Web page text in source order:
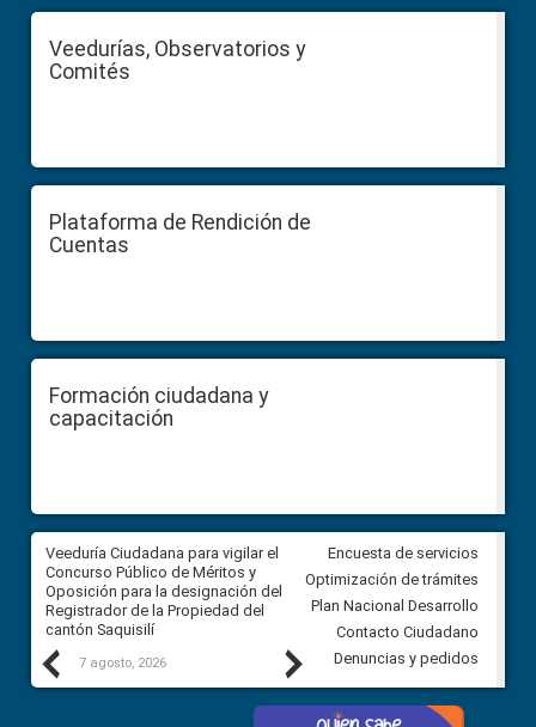
Veedurías, Observatorios y
Comités
Plataforma de Rendición de
Cuentas
Formación ciudadana y
capacitación
Previous
Veeduría Ciudadana para vigilar el
Concurso Público de Méritos y
Oposición para la designación del
Registrador de la Propiedad del
cantón Saquisilí
7 agosto, 2026
Veeduría Ciudadana para
construcción del asfaltado de
Ballenita del cantón Santa
7 agosto, 2026
Next
Encuesta de servicios
Optimización de trámites
Plan Nacional Desarrollo
Contacto Ciudadano
Denuncias y pedidos